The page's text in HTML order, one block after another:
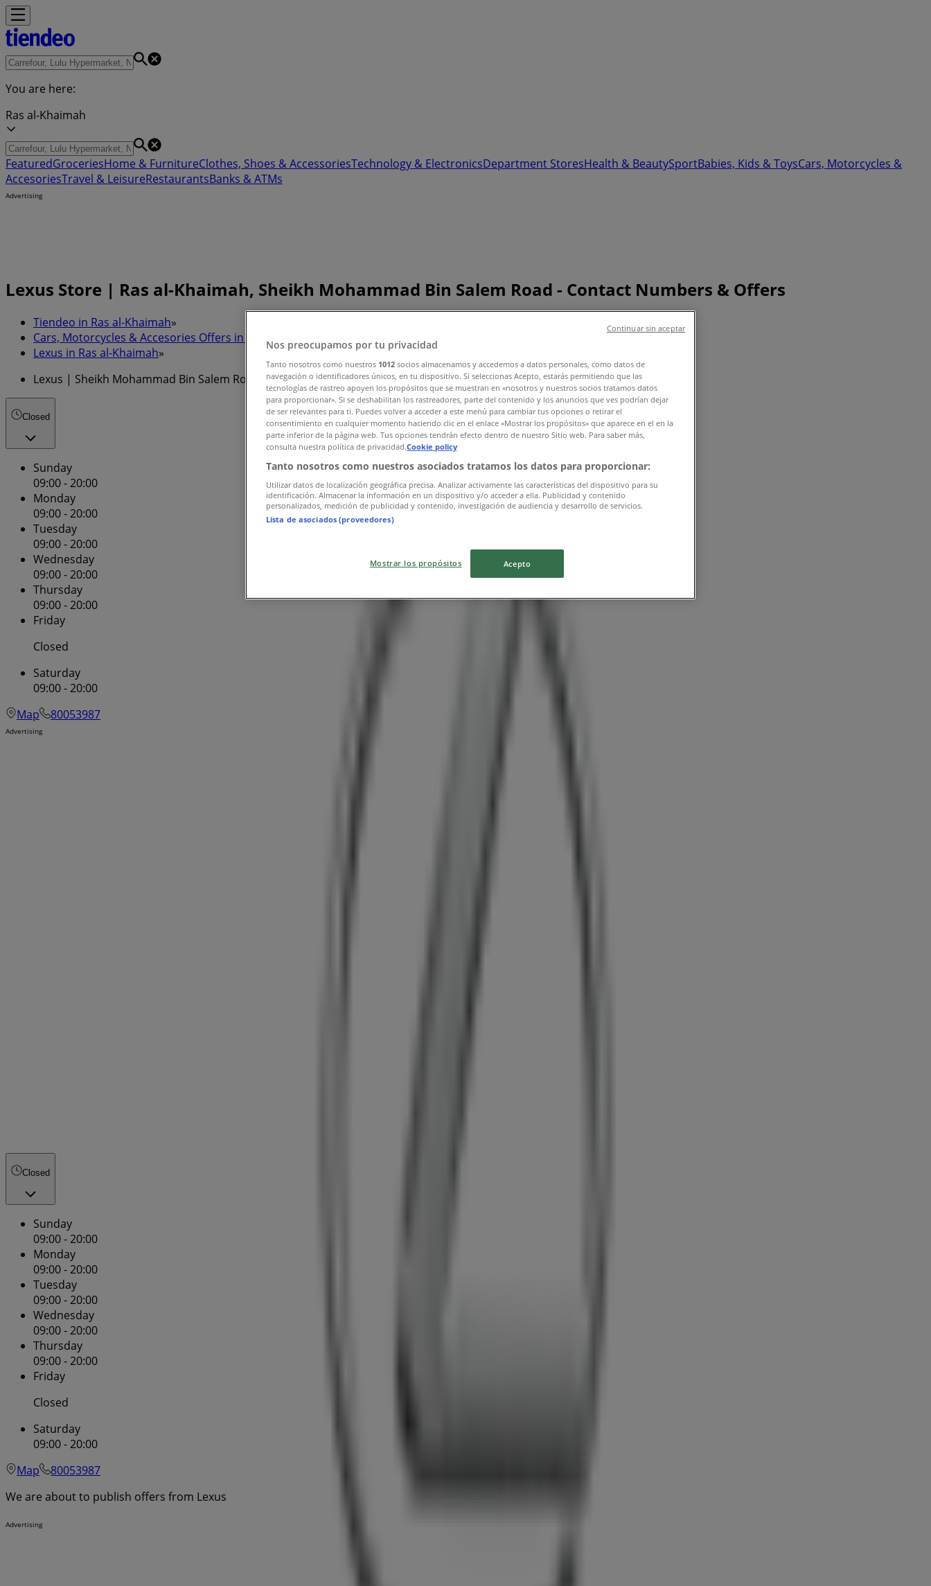
You are here:
Ras al-Khaimah
FeaturedGroceriesHome & FurnitureClothes, Shoes & AccessoriesTechnology & ElectronicsDepartment StoresHealth & BeautySportBabies, Kids & ToysCars, Motorcycles &
AccesoriesTravel & LeisureRestaurantsBanks & ATMs
Advertising
Lexus Store | Ras al-Khaimah, Sheikh Mohammad Bin Salem Road - Contact Numbers & Offers
Tiendeo in Ras al-Khaimah»
Cars, Motorcycles & Accesories Offers in Ras al-Khaimah
Lexus in Ras al-Khaimah»
Lexus | Sheikh Mohammad Bin Salem Road
Closed
Sunday
09:00 - 20:00
Monday
09:00 - 20:00
Tuesday
09:00 - 20:00
Wednesday
09:00 - 20:00
Thursday
09:00 - 20:00
Friday
Closed
Saturday
09:00 - 20:00
Map
80053987
Advertising
Closed
Sunday
09:00 - 20:00
Monday
09:00 - 20:00
Tuesday
09:00 - 20:00
Wednesday
09:00 - 20:00
Thursday
09:00 - 20:00
Friday
Closed
Saturday
09:00 - 20:00
Map
80053987
We are about to publish offers from Lexus
Advertising
Nos preocupamos por tu privacidad
Tanto nosotros como nuestros 1012 socios almacenamos y accedemos a datos personales, como datos de
navegación o identificadores únicos, en tu dispositivo. Si seleccionas Acepto, estarás permitiendo que las
tecnologías de rastreo apoyen los propósitos que se muestran en «nosotros y nuestros socios tratamos datos
para proporcionar». Si se deshabilitan los rastreadores, parte del contenido y los anuncios que ves podrían dejar
de ser relevantes para ti. Puedes volver a acceder a este menú para cambiar tus opciones o retirar el
consentimiento en cualquier momento haciendo clic en el enlace «Mostrar los propósitos» que aparece en el en la
parte inferior de la página web. Tus opciones tendrán efecto dentro de nuestro Sitio web. Para saber más,
consulta nuestra política de privacidad.Cookie policy
Tanto nosotros como nuestros asociados tratamos los datos para proporcionar:
Utilizar datos de localización geográfica precisa. Analizar activamente las características del dispositivo para su
identificación. Almacenar la información en un dispositivo y/o acceder a ella. Publicidad y contenido
personalizados, medición de publicidad y contenido, investigación de audiencia y desarrollo de servicios.
Lista de asociados (proveedores)
Mostrar los propósitos Acepto
Continuar sin aceptar